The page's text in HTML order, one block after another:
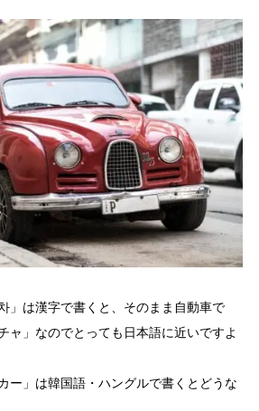
」は漢字で書くと、そのまま自動車で
ャ」なのでとっても日本語に近いですよ
ー」は韓国語・ハングルで書くとどうな